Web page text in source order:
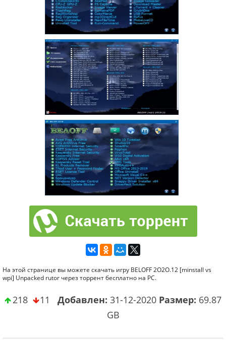
На этой странице вы можете скачать игру BELOFF 2O2O.12 [minstall vs
wpi] Unpacked rutor через торрент бесплатно на PC.
218 11 Добавлен: 31-12-2020 Размер: 69.87
GB